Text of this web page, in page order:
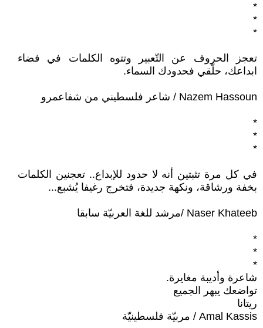
*
*
*
تعجز الحروف عن التّعبير وتتوه الكلمات في فضاء
ابداعك، حلّقي فحدودك السماء.
Nazem Hassoun / شاعر فلسطيني من شفاعمرو
*
*
*
في كل مرة تثبتين أنه لا حدود للإبداع.. تعجنين الكلمات
بخفة ورشاقة، ونكهة جديدة، فتخرج رغيفا يُشبع...
Naser Khateeb /مرشد للغة العربيّة سابقا
*
*
*
شاعرة وأديبة مغايرة.
تواضعك يبهر الجميع
ريتانا
Amal Kassis / مربيّة فلسطينيّة